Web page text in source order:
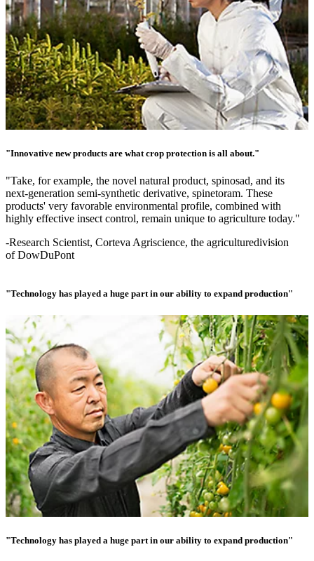
"Innovative new products are what crop protection is all about."
"Take, for example, the novel natural product, spinosad, and its
next-generation semi-synthetic derivative, spinetoram. These
products' very favorable environmental profile, combined with
highly effective insect control, remain unique to agriculture today."
-Research Scientist, Corteva Agriscience, the agriculturedivision
of DowDuPont
"Technology has played a huge part in our ability to expand production"
"Technology has played a huge part in our ability to expand production"